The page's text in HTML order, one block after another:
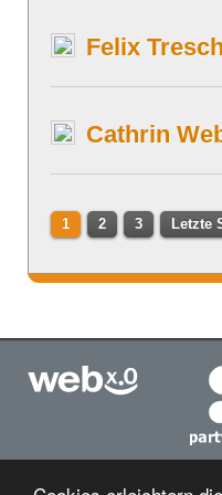
Felix
Cathrin
1 2 3 Letzte